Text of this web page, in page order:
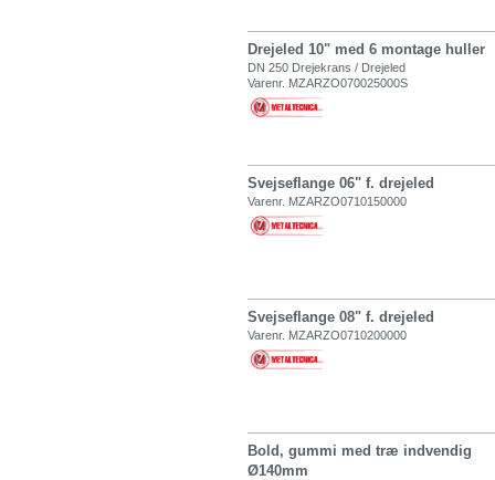
Drejeled 10" med 6 montage huller
DN 250 Drejekrans / Drejeled
Varenr. MZARZO070025000S
Svejseflange 06" f. drejeled
Varenr. MZARZO0710150000
Svejseflange 08" f. drejeled
Varenr. MZARZO0710200000
Bold, gummi med træ indvendig
Ø140mm